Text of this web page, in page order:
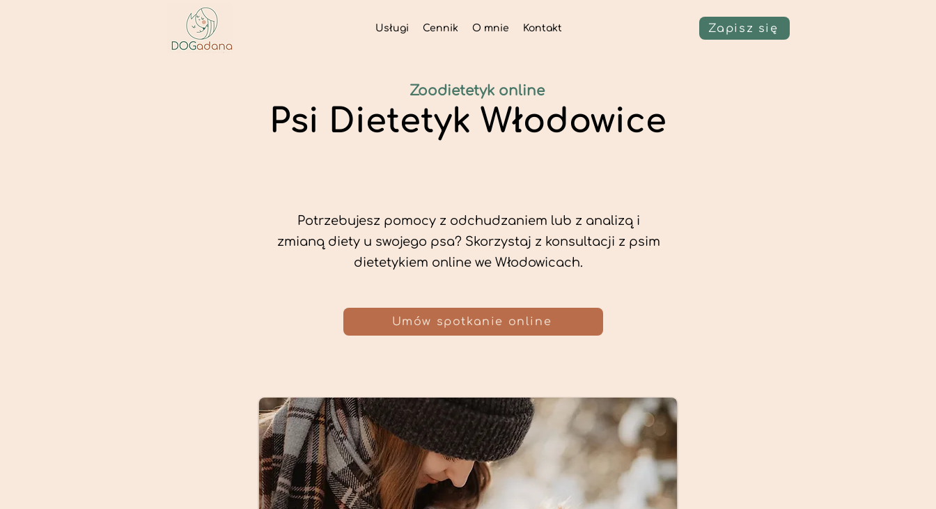
Usługi Cennik O mnie Kontakt Zapisz się
Psi Dietetyk Włodowice
Potrzebujesz pomocy z odchudzaniem lub z analizą i
zmianą diety u swojego psa? Skorzystaj z konsultacji z psim
dietetykiem online we Włodowicach.
Zoodietetyk online
Umów spotkanie online